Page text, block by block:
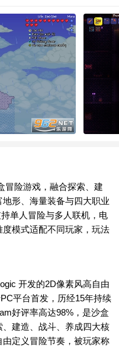
冒险游戏，融合探索、建
形、海量装备与四大职业
单人冒险与多人联机，电
模式适配不同玩家，玩法
开发的2D像素风高自由
平台首发，历经15年持续
好评率高达98%，是沙盒
建造、战斗、养成四大核
定义冒险节奏，被玩家称